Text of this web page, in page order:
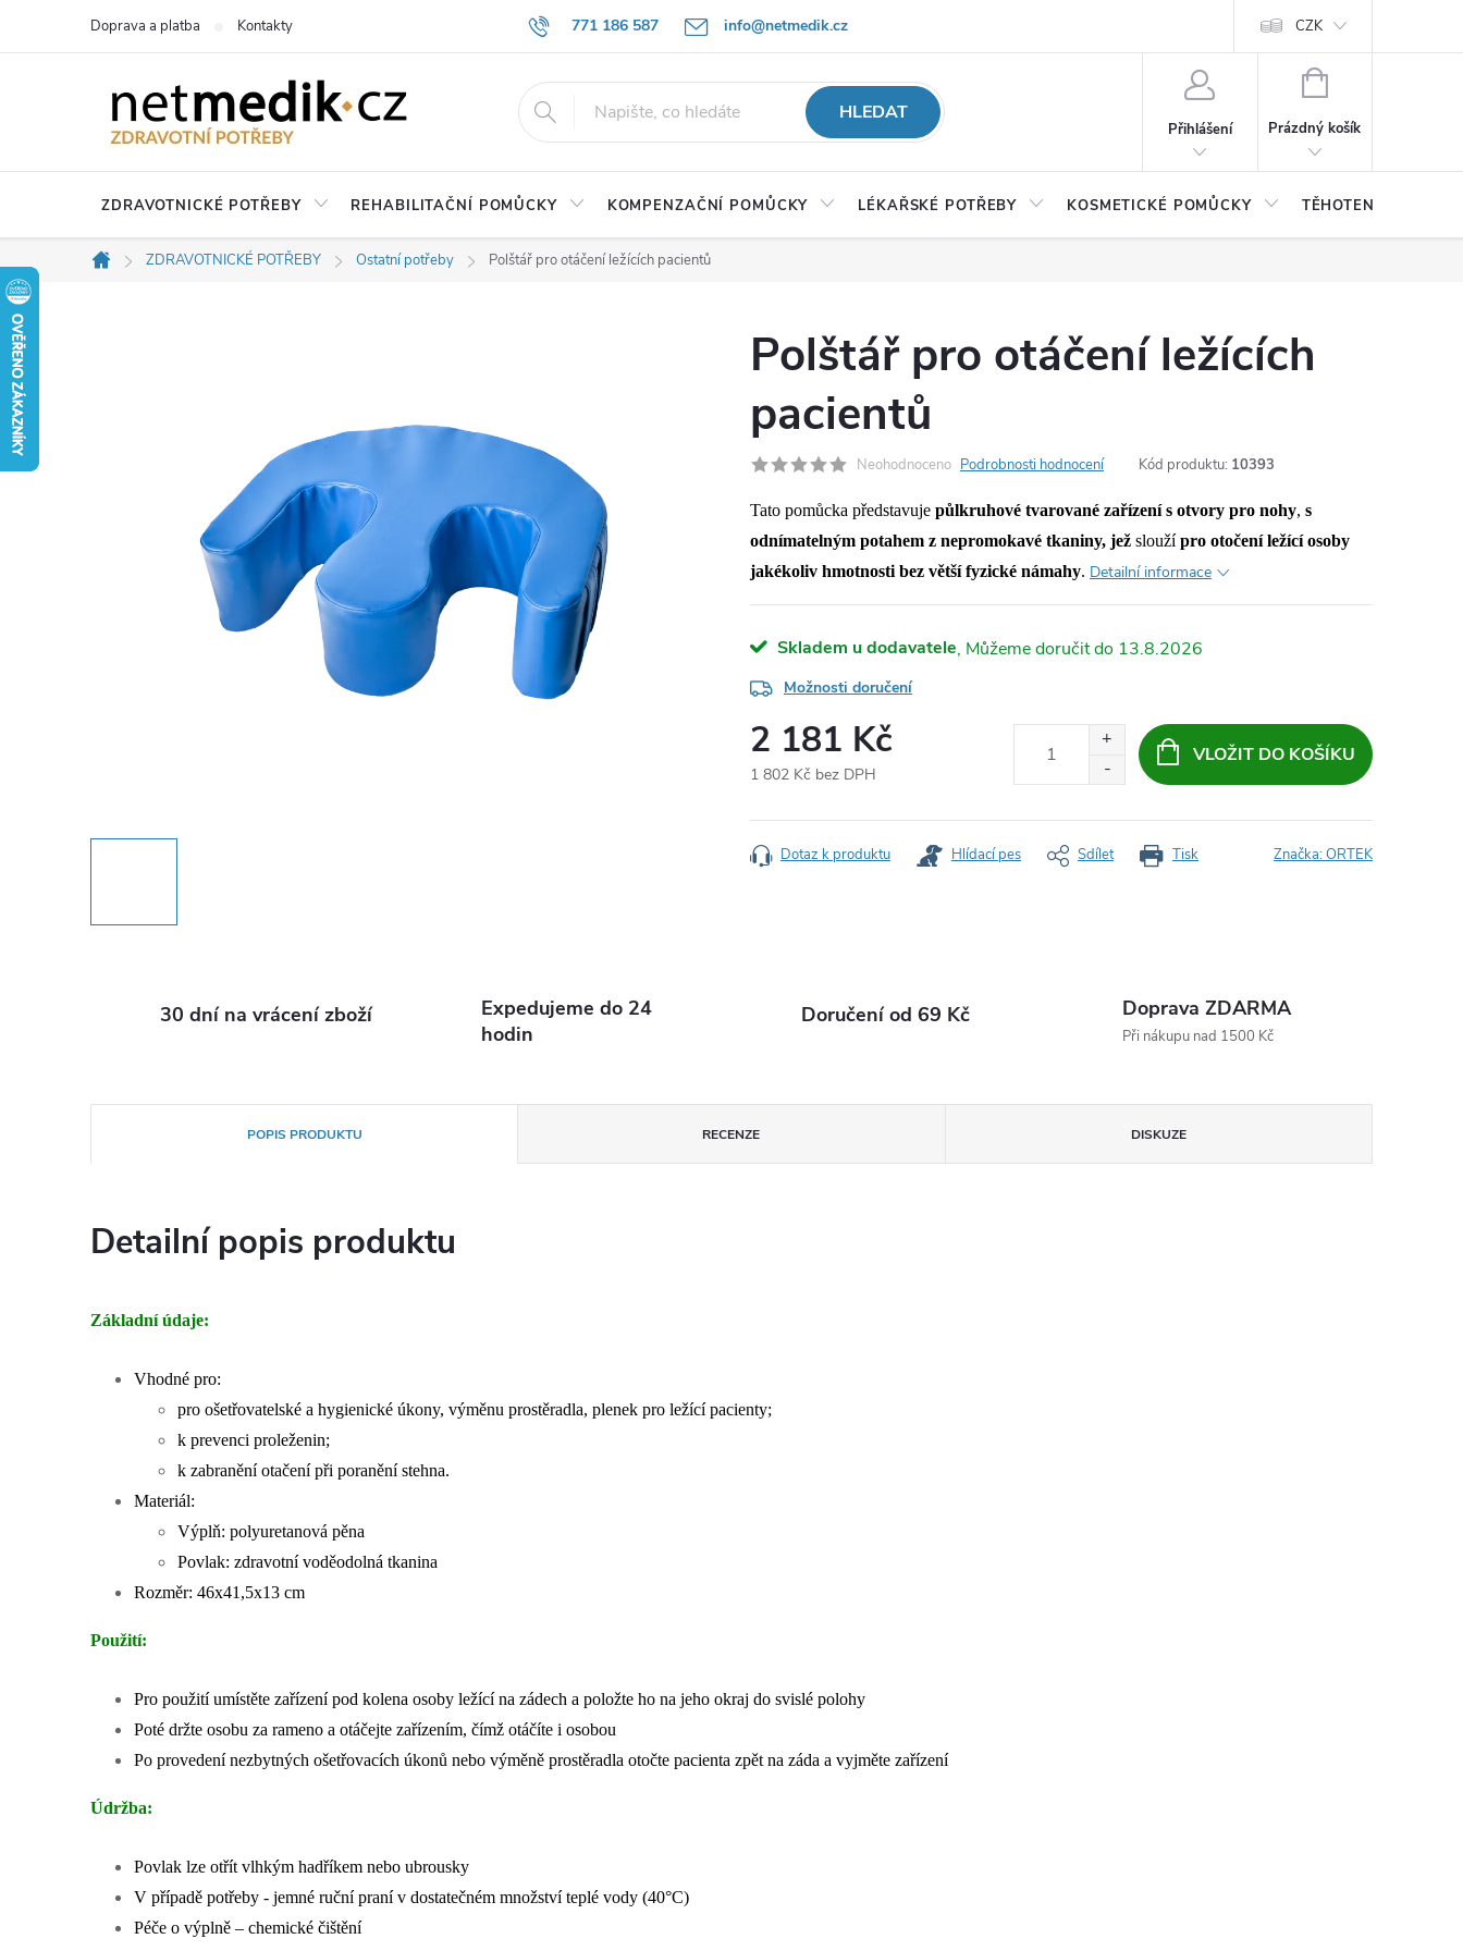
771 186 587 info@netmedik.cz
Doprava a platba Kontakty CZK
HLEDAT
Přihlášení
NÁKUPNÍ
Prázdný košík
ZDRAVOTNICKÉ POTŘEBY REHABILITAČNÍ POMŮCKY KOMPENZAČNÍ POMŮCKY LÉKAŘSKÉ POTŘEBY KOSMETICKÉ POMŮCKY TĚHOTENSTVÍ, DĚTI
Domů
ZDRAVOTNICKÉ POTŘEBY Ostatní potřeby Polštář pro otáčení ležících pacientů
Polštář pro otáčení ležících
pacientů
Neohodnoceno Podrobnosti hodnocení Kód produktu: 10393
Tato pomůcka představuje půlkruhové tvarované zařízení s otvory pro nohy, s
odnímatelným potahem z nepromokavé tkaniny, jež sloužípro otočení ležící osoby
jakékoliv hmotnosti bez větší fyzické námahy. Detailní informace
Skladem u dodavatele 13.8.2026
Možnosti doručení
2 181 Kč
1 802 Kč bez DPH
cena:
VLOŽIT DO KOŠÍKU
Tisk
Dotaz k produktu Hlídací pes Sdílet Značka:ORTEK
30 dní na vrácení zboží
Expedujeme do 24
hodin
Doručení od 69 Kč Doprava ZDARMA
Při nákupu nad 1500 Kč
POPIS PRODUKTU RECENZE DISKUZE
Detailní popis produktu
Základní údaje:
Vhodné pro:
pro ošetřovatelské a hygienické úkony, výměnu prostěradla, plenek pro ležící pacienty;
k prevenci proleženin;
k zabranění otačení při poranění stehna.
Materiál:
Výplň: polyuretanová pěna
Povlak: zdravotní voděodolná tkanina
Rozměr: 46х41,5х13 cm
Použití:
Pro použití umístěte zařízení pod kolena osoby ležící na zádech a položte ho na jeho okraj do svislé polohy
Poté držte osobu za rameno a otáčejte zařízením, čímž otáčíte i osobou
Po provedení nezbytných ošetřovacích úkonů nebo výměně prostěradla otočte pacienta zpět na záda a vyjměte zařízení
Údržba:
Povlak lze otřít vlhkým hadříkem nebo ubrousky
V případě potřeby - jemné ruční praní v dostatečném množství teplé vody (40°C)
Péče o výplně – chemické čištění